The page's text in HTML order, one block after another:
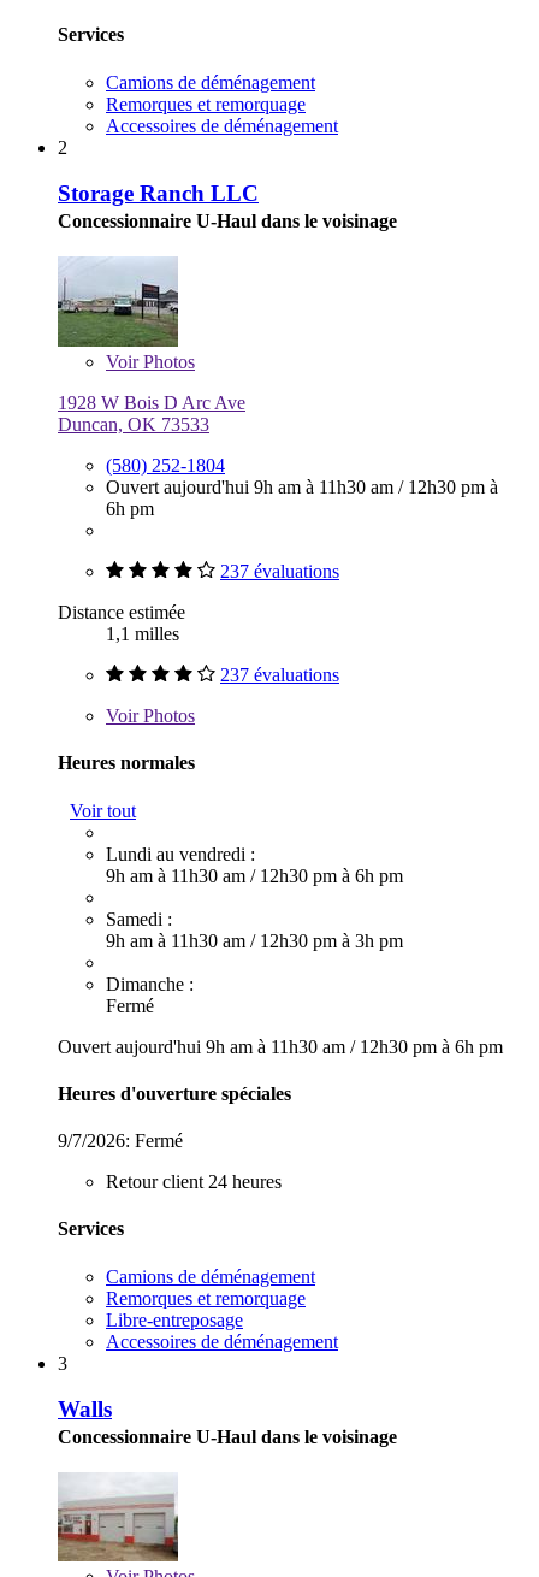
Services
Camions de déménagement
Remorques et remorquage
Accessoires de déménagement
2
Storage Ranch LLC
Concessionnaire U-Haul dans le voisinage
VoirPhotos
1928 W Bois D Arc Ave
Duncan, OK 73533
(580) 252-1804
Ouvert aujourd'hui 9h am à 11h30 am / 12h30 pm à
6h pm
237 évaluations
Distance estimée
1,1 milles
237 évaluations
VoirPhotos
Heures normales
Voir tout
Lundi au vendredi :
9h am à 11h30 am / 12h30 pm à 6h pm
Samedi :
9h am à 11h30 am / 12h30 pm à 3h pm
Dimanche :
Fermé
Ouvert aujourd'hui 9h am à 11h30 am / 12h30 pm à 6h pm
Heures d'ouverture spéciales
9/7/2026: Fermé
Retour client 24 heures
Services
Camions de déménagement
Remorques et remorquage
Libre-entreposage
Accessoires de déménagement
3
Walls
Concessionnaire U-Haul dans le voisinage